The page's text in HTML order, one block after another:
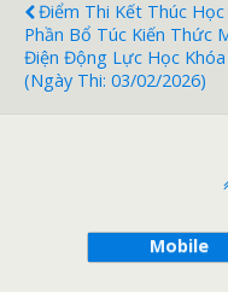
Điểm Thi Kết Thúc Học
Phần Bổ Túc Kiến Thức
Điện Động Lực Học
(ngày Thi: 03/02/2026)
Mobile